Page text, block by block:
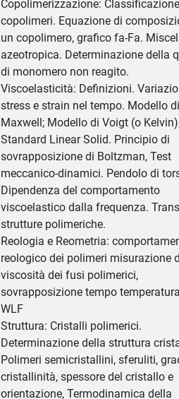
Copolimerizzazione:
copolimeri. Equazione di
un copolimero, grafico fa-Fa.
azeotropica. Determinazione della
di monomero non reagito.
Viscoelasticità: Definizioni.
stress e strain nel tempo. Modello di
Maxwell; Modello di Voigt (o
Standard Linear Solid. Principio di
sovrapposizione di Boltzman, Test
meccanico-dinamici. Pendolo di
Dipendenza del comportamento
viscoelastico dalla frequenza.
strutture polimeriche.
Reologia e Reometria:
reologico dei polimeri misurazione
viscosità dei fusi polimerici,
sovrapposizione tempo
WLF
Struttura: Cristalli polimerici.
Determinazione della struttura
Polimeri semicristallini, sferuliti,
cristallinità, spessore del cristallo e
orientazione, Termodinamica della